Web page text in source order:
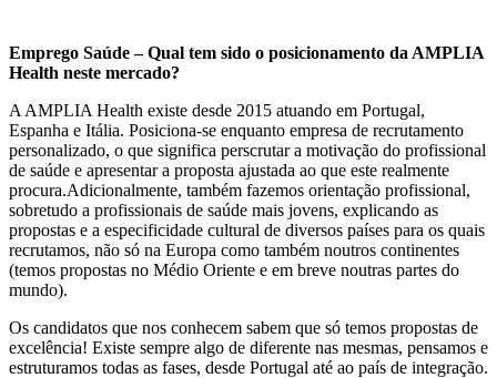
Emprego Saúde – Qual tem sido o posicionamento da AMPLIA
Health neste mercado?
A AMPLIA Health existe desde 2015 atuando em Portugal,
Espanha e Itália. Posiciona-se enquanto empresa de recrutamento
personalizado, o que significa perscrutar a motivação do profissional
de saúde e apresentar a proposta ajustada ao que este realmente
procura.Adicionalmente, também fazemos orientação profissional,
sobretudo a profissionais de saúde mais jovens, explicando as
propostas e a especificidade cultural de diversos países para os quais
recrutamos, não só na Europa como também noutros continentes
(temos propostas no Médio Oriente e em breve noutras partes do
mundo).
Os candidatos que nos conhecem sabem que só temos propostas de
excelência! Existe sempre algo de diferente nas mesmas, pensamos e
estruturamos todas as fases, desde Portugal até ao país de integração.